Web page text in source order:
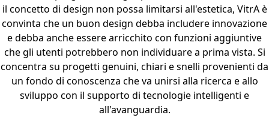
il concetto di design non possa limitarsi all'estetica, VitrA è
convinta che un buon design debba includere innovazione
e debba anche essere arricchito con funzioni aggiuntive
che gli utenti potrebbero non individuare a prima vista. Si
concentra su progetti genuini, chiari e snelli provenienti da
un fondo di conoscenza che va unirsi alla ricerca e allo
sviluppo con il supporto di tecnologie intelligenti e
all'avanguardia.